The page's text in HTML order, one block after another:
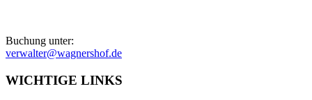
Buchung unter:
verwalter@wagnershof.de
WICHTIGE LINKS